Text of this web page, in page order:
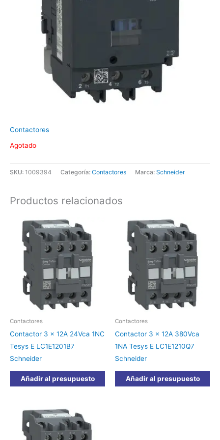
Contactores
Agotado
SKU: 1009394 Categoría: Contactores Marca: Schneider
Productos relacionados
Contactores
Contactor 3 x 12A 24Vca 1NC
Tesys E LC1E1201B7
Schneider
Añadir al presupuesto
Contactores
Contactor 3 x 12A 380Vca
1NA Tesys E LC1E1210Q7
Schneider
Añadir al presupuesto